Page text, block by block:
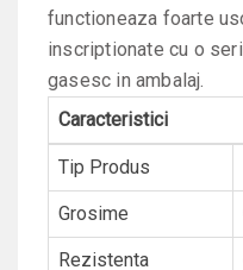
functioneaza foarte
inscriptionate cu o
gasesc in ambalaj.
Caracteristici
Tip Produs
Grosime
Rezistenta